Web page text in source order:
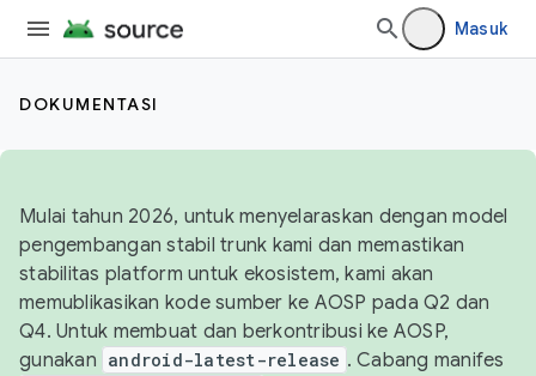
Masuk
DOKUMENTASI
Mulai tahun 2026, untuk menyelaraskan dengan model
pengembangan stabil trunk kami dan memastikan
stabilitas platform untuk ekosistem, kami akan
memublikasikan kode sumber ke AOSP pada Q2 dan
Q4. Untuk membuat dan berkontribusi ke AOSP,
gunakan android-latest-release . Cabang manifes